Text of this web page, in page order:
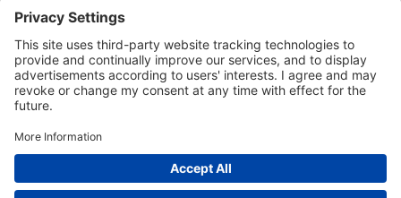
Derechos de autor © Many Brands AB 2023. Todos los derechos